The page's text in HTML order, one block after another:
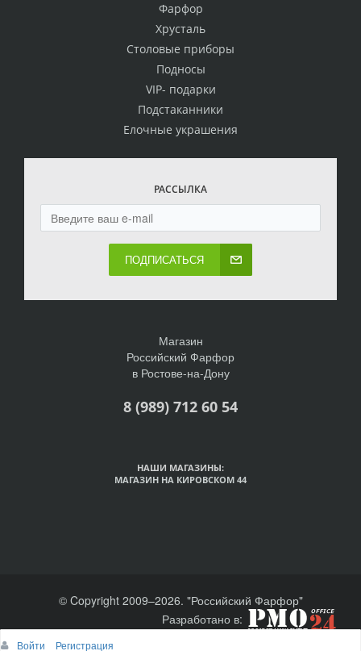
Фарфор
Хрусталь
Столовые приборы
Подносы
VIP- подарки
Подстаканники
Елочные украшения
РАССЫЛКА
ПОДПИСАТЬСЯ
Магазин
Российский Фарфор
в Ростове-на-Дону
8 (989) 712 60 54
НАШИ МАГАЗИНЫ:
МАГАЗИН НА КИРОВСКОМ 44
© Copyright 2009–2026. "Российский Фарфор"
Разработано в:
Войти Регистрация